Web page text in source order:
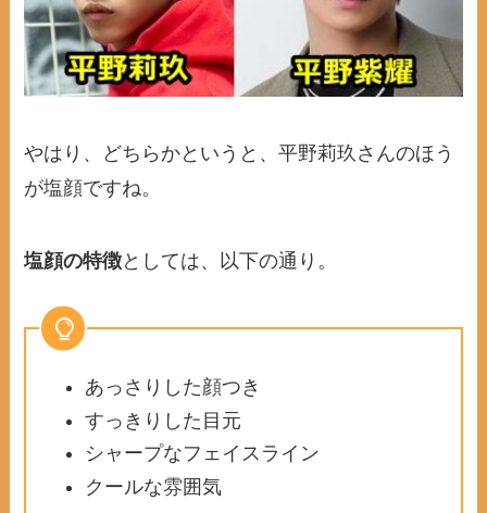
やはり、どちらかというと、平野莉玖さんのほう
が塩顔ですね。
塩顔の特徴としては、以下の通り。
あっさりした顔つき
すっきりした目元
シャープなフェイスライン
クールな雰囲気